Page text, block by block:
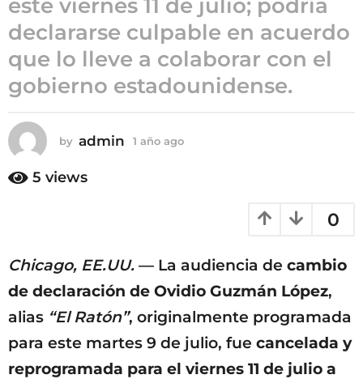
ñ
o
a
o
este viernes 11 de julio; podría
declararse culpable en acuerdo
que lo lleve a colaborar con el
gobierno estadounidense.
by admin 1 año ago
5 views
0
Chicago, EE.UU. — La audiencia de cambio
de declaración de Ovidio Guzmán López,
alias “El Ratón”, originalmente programada
para este martes 9 de julio, fue cancelada y
reprogramada para el viernes 11 de julio a